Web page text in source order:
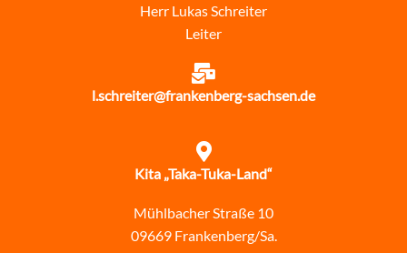
Herr Lukas Schreiter
Leiter
l.schreiter@frankenberg-sachsen.de
Kita „Taka-Tuka-Land“
Mühlbacher Straße 10
09669 Frankenberg/Sa.